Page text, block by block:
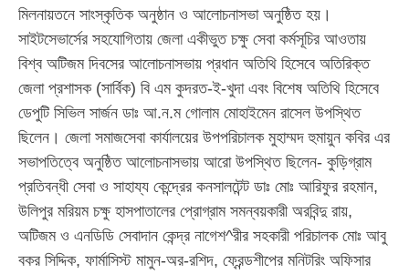
মিলনায়তনে সাংস্কৃতিক অনুষ্ঠান ও আলোচনাসভা অনুষ্ঠিত হয়।
সাইটসেভার্সের সহযোগিতায় জেলা একীভুত চক্ষু সেবা কর্মসূচির আওতায়
বিশ্ব অটিজম দিবসের আলোচনাসভায় প্রধান অতিথি হিসেবে অতিরিক্ত
জেলা প্রশাসক (সার্বিক) বি এম কুদরত-ই-খুদা এবং বিশেষ অতিথি হিসেবে
ডেপুটি সিভিল সার্জন ডাঃ আ.ন.ম গোলাম মোহাইমেন রাসেল উপস্থিত
ছিলেন। জেলা সমাজসেবা কার্যালয়ের উপপরিচালক মুহাম্মদ হুমায়ুন কবির এর
সভাপতিত্বে অনুষ্ঠিত আলোচনাসভায় আরো উপস্থিত ছিলেন- কুড়িগ্রাম
প্রতিবন্ধী সেবা ও সাহায্য কেন্দ্রের কনসালটেন্ট ডাঃ মোঃ আরিফুর রহমান,
উলিপুর মরিয়ম চক্ষু হাসপাতালের প্রোগ্রাম সমন্বয়কারী অরবিন্দু রায়,
অটিজম ও এনডিডি সেবাদান কেন্দ্র নাগেশ^রীর সহকারী পরিচালক মোঃ আবু
বকর সিদ্দিক, ফার্মাসিস্ট মামুন-অর-রশিদ, ফ্রেন্ডশীপের মনিটরিং অফিসার